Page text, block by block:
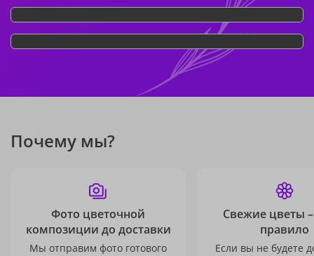
Почему мы?
Фото цветочной
композиции до доставки
Мы отправим фото готового
Свежие цветы
правило
Если вы не будете